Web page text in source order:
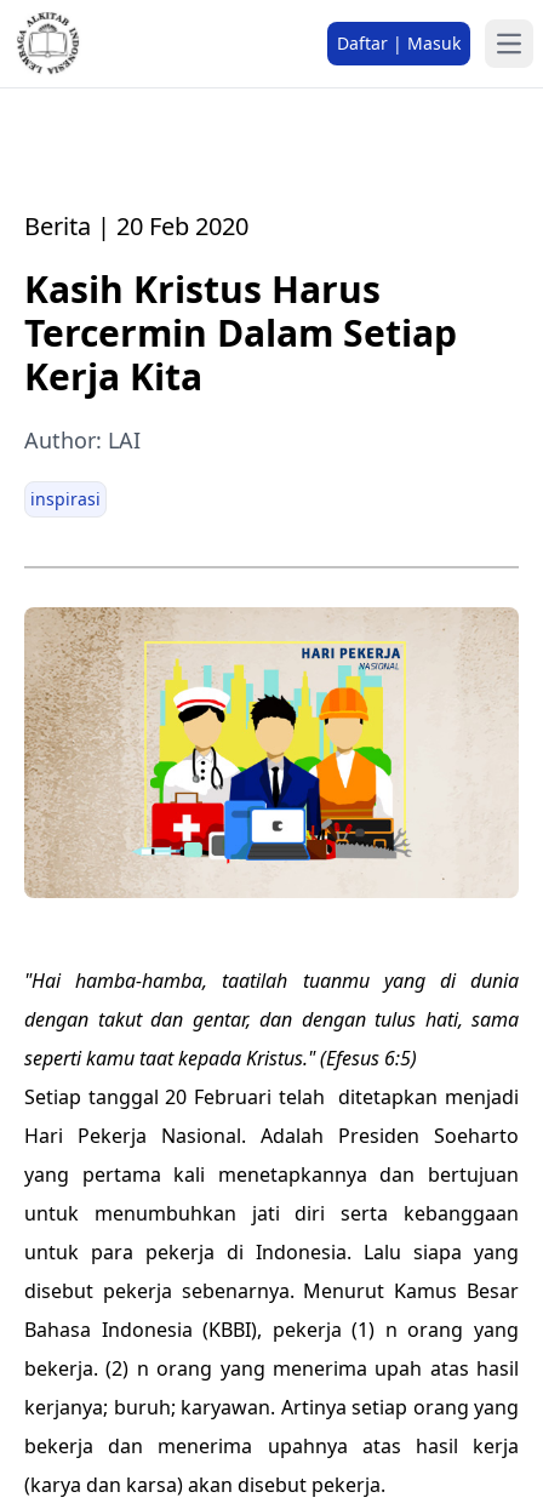
Daftar | Masuk
Berita | 20 Feb 2020
Kasih Kristus Harus
Tercermin Dalam Setiap
Kerja Kita
Author: LAI
inspirasi
"Hai hamba-hamba, taatilah tuanmu yang di dunia
dengan takut dan gentar, dan dengan tulus hati, sama
seperti kamu taat kepada Kristus." (Efesus 6:5)
Setiap tanggal 20 Februari telah ditetapkan menjadi
Hari Pekerja Nasional. Adalah Presiden Soeharto
yang pertama kali menetapkannya dan bertujuan
untuk menumbuhkan jati diri serta kebanggaan
untuk para pekerja di Indonesia. Lalu siapa yang
disebut pekerja sebenarnya. Menurut Kamus Besar
Bahasa Indonesia (KBBI), pekerja (1) n orang yang
bekerja. (2) n orang yang menerima upah atas hasil
kerjanya; buruh; karyawan. Artinya setiap orang yang
bekerja dan menerima upahnya atas hasil kerja
(karya dan karsa) akan disebut pekerja.